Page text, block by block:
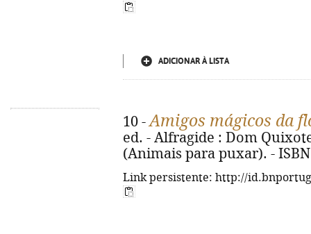
ADICIONAR À LISTA
10 -Amigos mágicos da
ed. - Alfragide : Dom
(Animais para puxar). - ISBN
Link persistente: http://